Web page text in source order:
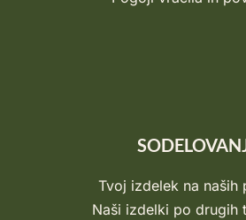
Tvoj izdelek na naših
Naši izdelki po drugih